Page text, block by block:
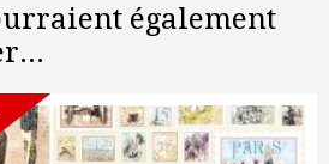
également